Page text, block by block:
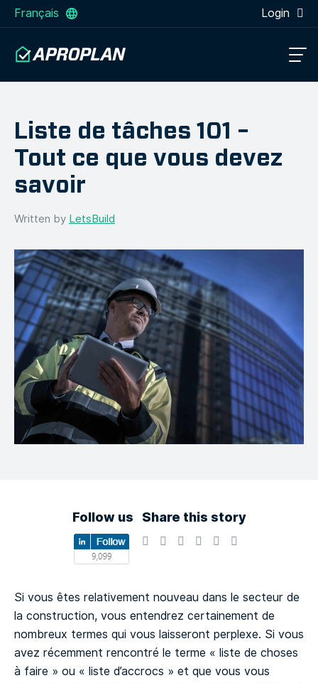
Français Login
Liste de tâches 101 –
Tout ce que vous devez
savoir
Written by LetsBuild
Follow us Share this story
Si vous êtes relativement nouveau dans le secteur de
la construction, vous entendrez certainement de
nombreux termes qui vous laisseront perplexe. Si vous
avez récemment rencontré le terme « liste de choses
à faire » ou « liste d’accrocs » et que vous vous